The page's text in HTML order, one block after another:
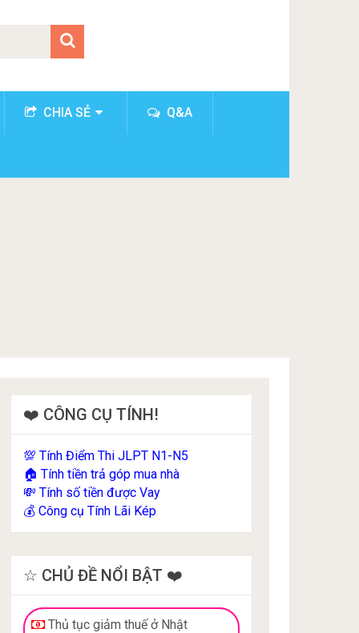
CHIA SẺ Q&A
❤️ CÔNG CỤ TÍNH!
💯Tính Điểm Thi JLPT N1-N5
🏠Tính tiền trả góp mua nhà
💸Tính số tiền được Vay
💰Công cụ Tính Lãi Kép
☆ CHỦ ĐỀ NỔI BẬT ❤️
Thủ tục giảm thuế ở Nhật